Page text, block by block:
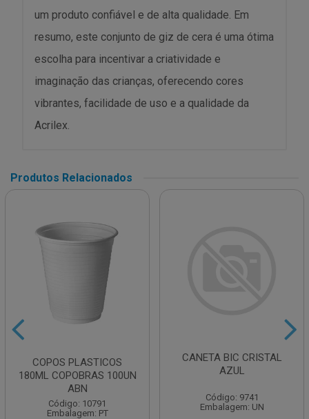
um produto confiável e de alta qualidade. Em
resumo, este conjunto de giz de cera é uma ótima
escolha para incentivar a criatividade e
imaginação das crianças, oferecendo cores
vibrantes, facilidade de uso e a qualidade da
Acrilex.
Produtos Relacionados
COPOS PLASTICOS
180ML COPOBRAS 100UN
ABN
Código: 10791
Embalagem: PT
CANETA BIC CRISTAL
AZUL
Código: 9741
Embalagem: UN